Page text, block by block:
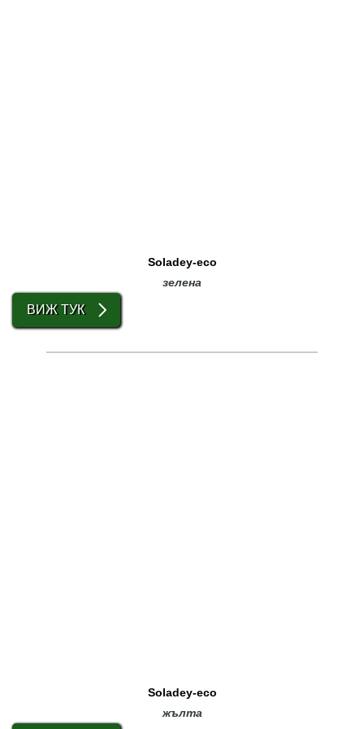
Soladey-eco
зелена
ВИЖ ТУК
Soladey-eco
жълта